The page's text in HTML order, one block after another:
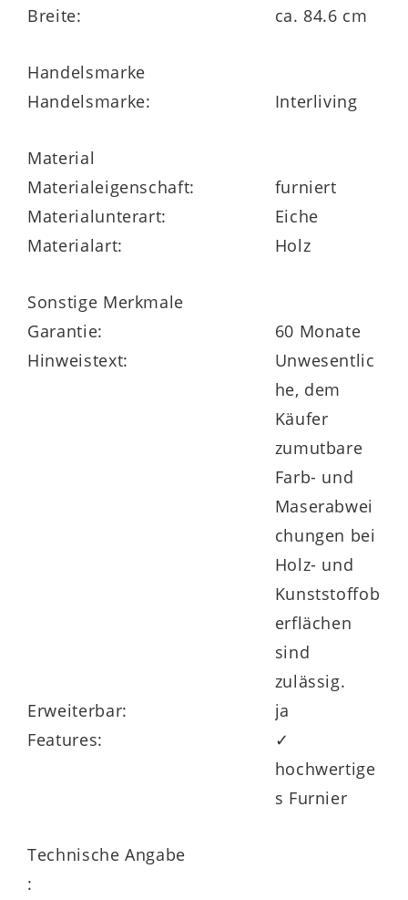
Mit Maßen von ca.
40 x 208 x 37 cm
ideal als stilvolles Einzelmöbel oder als
ergänzendes Element innerhalb eines
Stimmungsvolles Design mit 5
Jahre Herstellergarantie
Interliving Wohnzimmer Serie 2024
bietet Ihnen ein hohes Maß an
Gestaltungsfreiheit: Kombinieren Sie die
Vitrine flexibel mit weiteren Möbeln der
Serie – ganz nach Ihrem persönlichen Stil.
Für stimmungsvolle Akzente lässt sich die
Vitrinenschrank-Beleuchtung optional mit
LED-Lichtquelle ergänzen.
Viele Möbel dieser Serie werden bereits
vormontiert
geliefert und punkten mit
Komfortfunktionen wie Schubladen mit
Selbsteinzug und Schließdämpfung. Die
Herstellergarantie
Breite: ca. 84.6 cm
Handelsmarke
Handelsmarke:
Interliving
Material
Materialeigenschaft:
furniert
Materialunterart:
Eiche
Materialart:
Holz
Sonstige Merkmale
Garantie:
60 Monate
Hinweistext:
Unwesentlic
he, dem
Käufer
zumutbare
Farb- und
Maserabwei
chungen bei
Holz- und
Kunststoffob
erflächen
sind
zulässig.
Erweiterbar:
ja
Features:
✓
hochwertige
s Furnier
Technische Angabe
: